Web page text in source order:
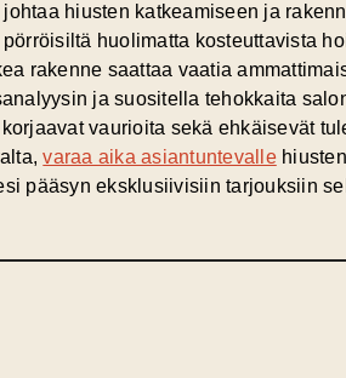
hiusten katkeamiseen ja
huolimatta kosteuttavista
rakenne saattaa vaatia
ja suositella tehokkaita
vaurioita sekä ehkäisevät
varaa aika asiantuntevalle
pääsyn eksklusiivisiin tarjouksiin